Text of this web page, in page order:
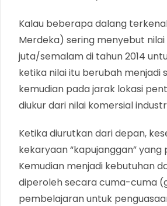
Kalau beberapa dalang
Merdeka) sering menyebut
juta/semalam di tahun 2014
ketika nilai itu berubah menjadi
kemudian pada jarak lokasi
diukur dari nilai komersial
Ketika diurutkan dari depan,
kekaryaan “kapujanggan”
Kemudian menjadi kebutuhan
diperoleh secara cuma-cuma
pembelajaran untuk